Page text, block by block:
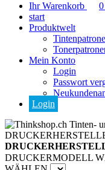
Ihr Warenkorb 0
start
Produktwelt
Mein Konto
Login
Passwort
Login
Tinten-
DRUCKERMODELL